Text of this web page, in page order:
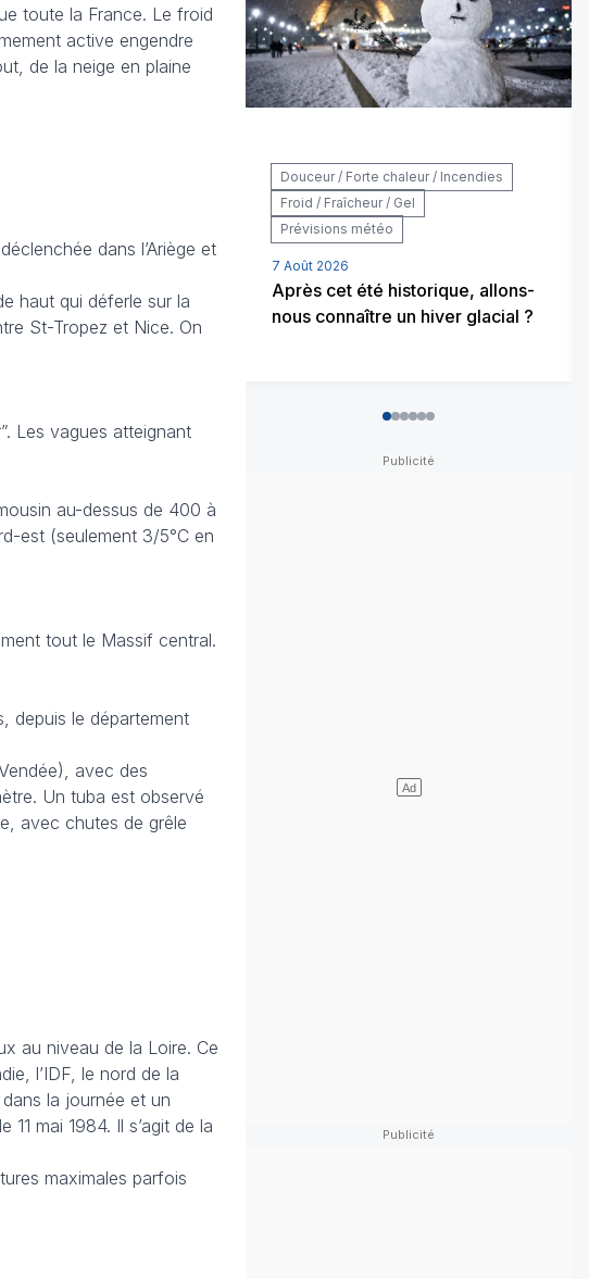
toute la France. Le froid
active engendre
de la neige en plaine
dans l’Ariège et
haut qui déferle sur la
St-Tropez et Nice. On
Les vagues atteignant
au-dessus de 400 à
est (seulement 3/5°C en
tout le Massif central.
depuis le département
avec des
Un tuba est observé
avec chutes de grêle
au niveau de la Loire. Ce
l’IDF, le nord de la
la journée et un
mai 1984. Il s’agit de la
maximales parfois
Douceur / Forte chaleur / Incendies
Froid / Fraîcheur / Gel
Prévisions météo
7 Août 2026
Après cet été historique, allons-
nous connaître un hiver glacial ?
012345